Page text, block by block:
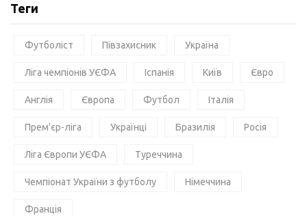
Теги
Футболіст Півзахисник Україна
Ліга чемпіонів УЄФА Іспанія Київ Євро
Англія Європа Футбол Італія
Прем'єр-ліга Українці Бразилія Росія
Ліга Європи УЄФА Туреччина
Чемпіонат України з футболу Німеччина
Франція